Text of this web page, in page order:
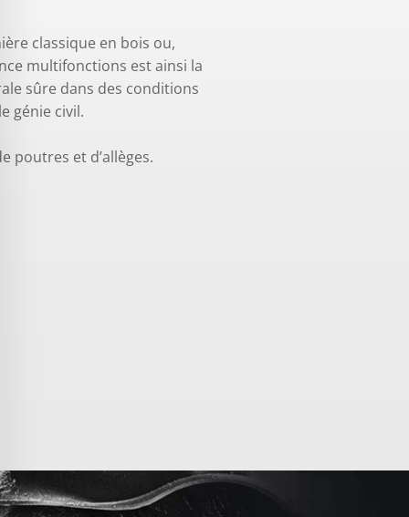
classique en bois ou,
multifonctions est ainsi la
sûre dans des conditions
génie civil.
poutres et d’allèges.